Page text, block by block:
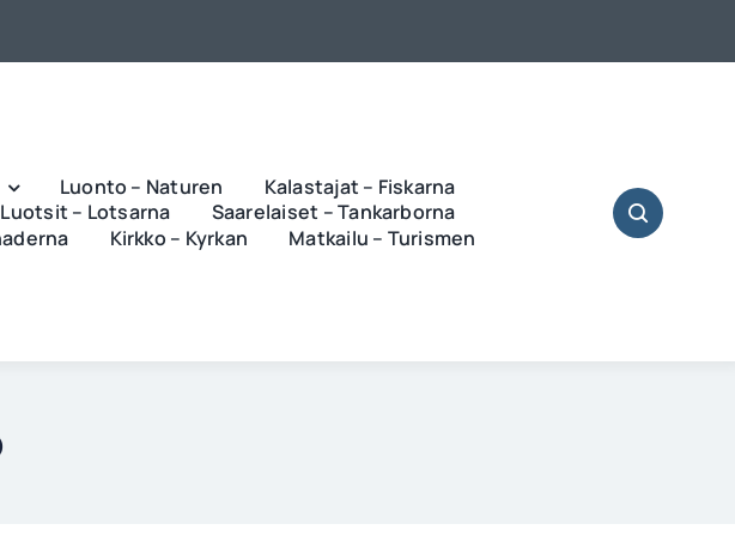
Luonto – Naturen
Kalastajat – Fiskarna
Luotsit – Lotsarna
Saarelaiset – Tankarborna
Kirkko – Kyrkan Matkailu – Turismen